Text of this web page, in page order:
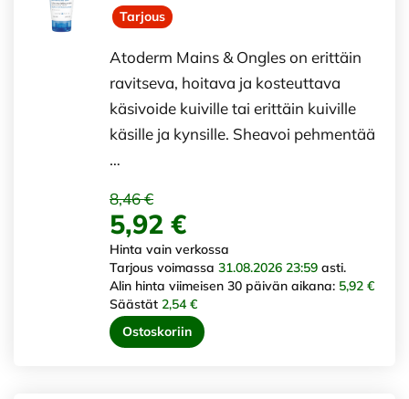
Tarjous
Atoderm Mains & Ongles on erittäin
ravitseva, hoitava ja kosteuttava
käsivoide kuiville tai erittäin kuiville
käsille ja kynsille. Sheavoi pehmentää
…
8,46 €
5,92 €
Hinta vain verkossa
Tarjous voimassa 31.08.2026 23:59 asti.
Alin hinta viimeisen 30 päivän aikana: 5,92 €
Säästät 2,54 €
Ostoskoriin